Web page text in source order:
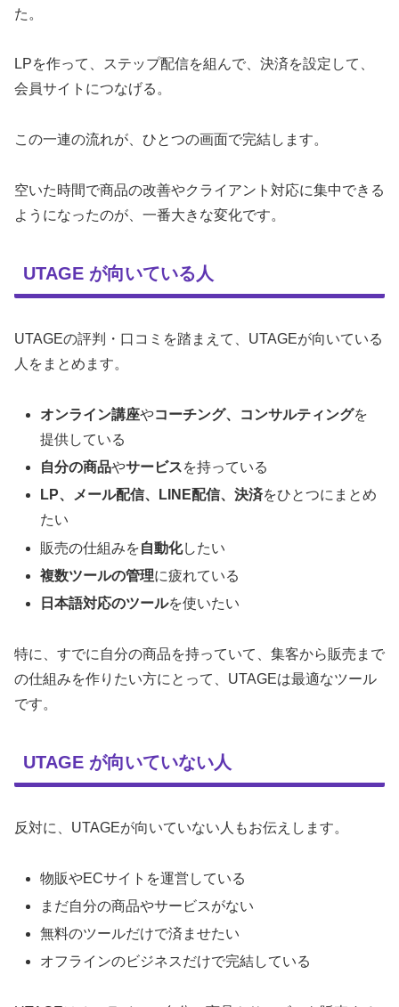
た。
LPを作って、ステップ配信を組んで、決済を設定して、
会員サイトにつなげる。
この一連の流れが、ひとつの画面で完結します。
空いた時間で商品の改善やクライアント対応に集中できる
ようになったのが、一番大きな変化です。
UTAGE が向いている人
UTAGEの評判・口コミを踏まえて、UTAGEが向いている
人をまとめます。
オンライン講座やコーチング、コンサルティングを
提供している
自分の商品やサービスを持っている
LP、メール配信、LINE配信、決済をひとつにまとめ
たい
販売の仕組みを自動化したい
複数ツールの管理に疲れている
日本語対応のツールを使いたい
特に、すでに自分の商品を持っていて、集客から販売まで
の仕組みを作りたい方にとって、UTAGEは最適なツール
です。
UTAGE が向いていない人
反対に、UTAGEが向いていない人もお伝えします。
物販やECサイトを運営している
まだ自分の商品やサービスがない
無料のツールだけで済ませたい
オフラインのビジネスだけで完結している